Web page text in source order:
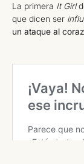
La primera It Girl
que dicen ser
un ataque al